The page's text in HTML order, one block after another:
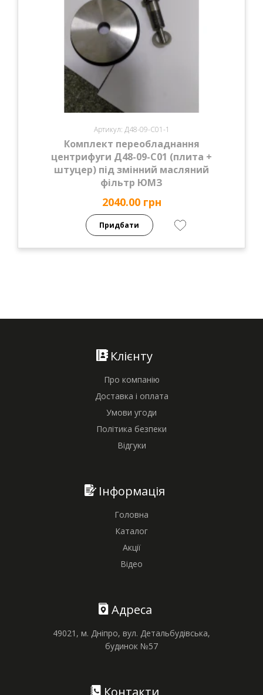
Артикул: Д48-09-С01-1
Комплект переобладнання
центрифуги Д48-09-С01 (плита +
штуцер) під змінний масляний
фільтр ЮМЗ
2040.00 грн
Придбати
Клієнту
Про компанію
Доставка і оплата
Умови угоди
Політика безпеки
Відгуки
Інформація
Головна
Каталог
Акції
Відео
Адреса
49021, м. Дніпро, вул. Детальбудівська,
будинок №57
Контакти